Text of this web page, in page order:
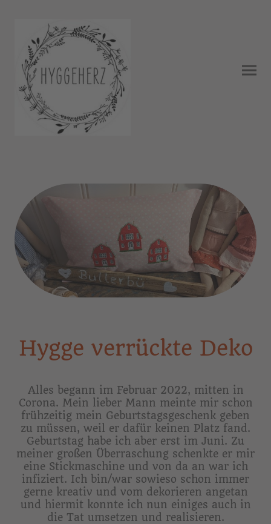
Hygge verrückte Deko
Alles begann im Februar 2022, mitten in
Corona. Mein lieber Mann meinte mir schon
frühzeitig mein Geburtstagsgeschenk geben
zu müssen, weil er dafür keinen Platz fand.
Geburtstag habe ich aber erst im Juni. Zu
meiner großen Überraschung schenkte er mir
eine Stickmaschine und von da an war ich
infiziert. Ich bin/war sowieso schon immer
gerne kreativ und vom dekorieren angetan
und hiermit konnte ich nun einiges auch in
die Tat umsetzen und realisieren.